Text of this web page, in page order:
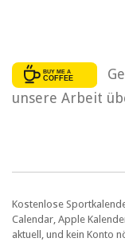
unsere Arbeit
Kostenlose
Calendar, Apple
aktuell, und kein Konto